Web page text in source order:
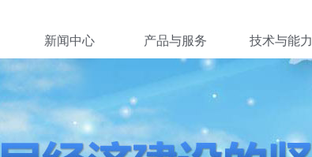
新闻中心 产品与服务 技术与能力